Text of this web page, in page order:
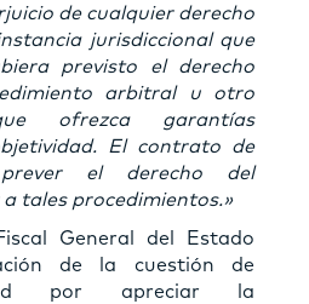
de cualquier derecho
jurisdiccional que
previsto el derecho
arbitral u otro
ofrezca garantías
El contrato de
el derecho del
tales procedimientos.»
General del Estado
de la cuestión de
por apreciar la